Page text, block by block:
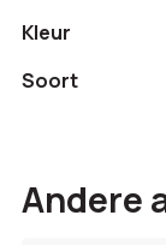
Kleur
Soort
Andere